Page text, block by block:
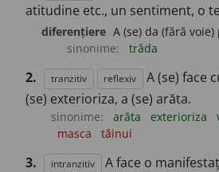
atitudine etc., un sentiment, o
diferențiere A (se) da (fără
sinonime:
trăda
2. tranzitiv reflexiv
A (se) face
(se) exterioriza, a (se) arăta.
sinonime: arăta exterioriza
masca
tăinui
3. intranzitiv A face o